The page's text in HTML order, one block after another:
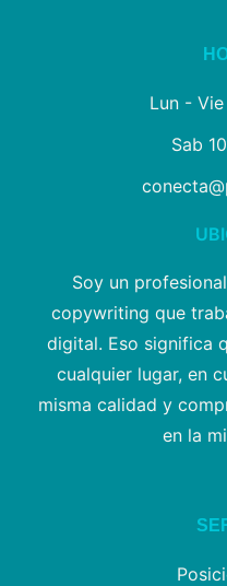
Lun -
Sab
Soy un
copywriting que
digital. Eso significa
cualquier lugar, en
misma calidad y
en la